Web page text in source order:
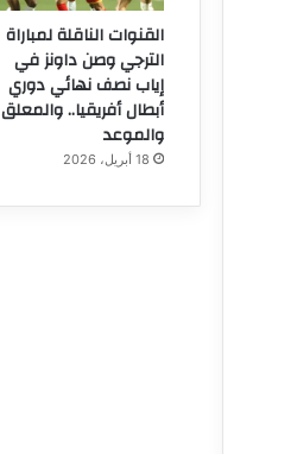
القنوات الناقلة لمباراة
الترجي وصن داونز في
إياب نصف نهائي دوري
أبطال أفريقيا.. والمعلق
والموعد
18 أبريل، 2026